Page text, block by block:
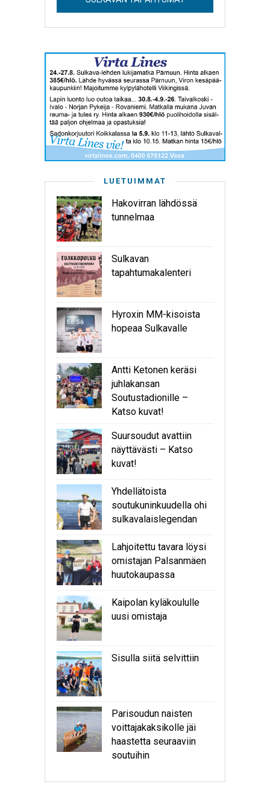
LUETUIMMAT
Hakovirran lähdössä
tunnelmaa
Sulkavan
tapahtumakalenteri
Hyroxin MM-kisoista
hopeaa Sulkavalle
Antti Ketonen keräsi
juhlakansan
Soutustadionille –
Katso kuvat!
Suursoudut avattiin
näyttävästi – Katso
kuvat!
Yhdellätoista
soutukuninkuudella ohi
sulkavalaislegendan
Lahjoitettu tavara löysi
omistajan Palsanmäen
huutokaupassa
Kaipolan kyläkoululle
uusi omistaja
Sisulla siitä selvittiin
Parisoudun naisten
voittajakaksikolle jäi
haastetta seuraaviin
soutuihin